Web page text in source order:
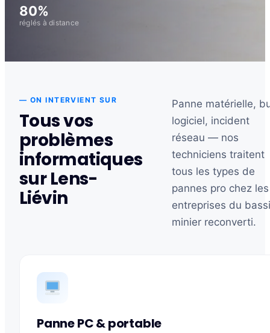
80%
réglés à distance
— ON INTERVIENT SUR
Tous vos
problèmes
informatiques
sur Lens-
Liévin
Panne matérielle,
logiciel, incident
réseau — nos
techniciens traitent
tous les types de
pannes pro chez les
entreprises du
minier reconverti.
Panne PC & portable